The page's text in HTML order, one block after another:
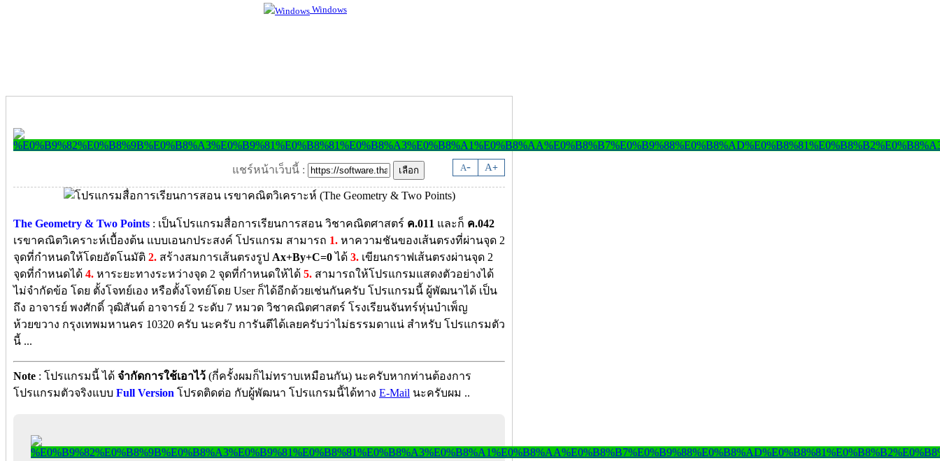
Windows
A- A+
แชร์หน้าเว็บนี้ :
The Geometry & Two Points : เป็นโปรแกรมสื่อการเรียนการสอน วิชาคณิตศาสตร์ ค.011 และก็ ค.042
เรขาคณิตวิเคราะห์เบื้องต้น แบบเอนกประสงค์ โปรแกรม สามารถ 1. หาความชันของเส้นตรงที่ผ่านจุด 2
จุดที่กำหนดให้โดยอัตโนมัติ 2. สร้างสมการเส้นตรงรูป Ax+By+C=0ได้ 3. เขียนกราฟเส้นตรงผ่านจุด 2
จุดที่กำหนดได้ 4. หาระยะทางระหว่างจุด 2 จุดที่กำหนดให้ได้ 5. สามารถให้โปรแกรมแสดงตัวอย่างได้
ไม่จำกัดข้อ โดย ตั้งโจทย์เอง หรือตั้งโจทย์โดย User ก็ได้อีกด้วยเช่นกันครับ โปรแกรมนี้ ผู้พัฒนาได้ เป็น
ถึง อาจารย์ พงศักดิ์ วุฒิสันต์ อาจารย์ 2 ระดับ 7 หมวด วิชาคณิตศาสตร์ โรงเรียนจันทร์หุ่นบำเพ็ญ
ห้วยขวาง กรุงเทพมหานคร 10320 ครับ นะครับ การันตีได้เลยครับว่าไม่ธรรมดาแน่ สำหรับ โปรแกรมตัว
นี้ ...
Note : โปรแกรมนี้ ได้ จำกัดการใช้เอาไว้ (กี่ครั้งผมก็ไม่ทราบเหมือนกัน) นะครับหากท่านต้องการ
โปรแกรมตัวจริงแบบ Full Version โปรดติดต่อ กับผู้พัฒนา โปรแกรมนี้ได้ทาง E-Mail นะครับผม ..